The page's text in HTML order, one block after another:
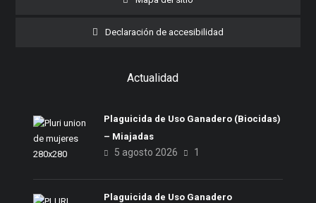
Declaración de accesibilidad
Actualidad
Plaguicida de Uso Ganadero (Biocidas)
– Miajadas
5 agosto 2026 1
Plaguicida de Uso Ganadero